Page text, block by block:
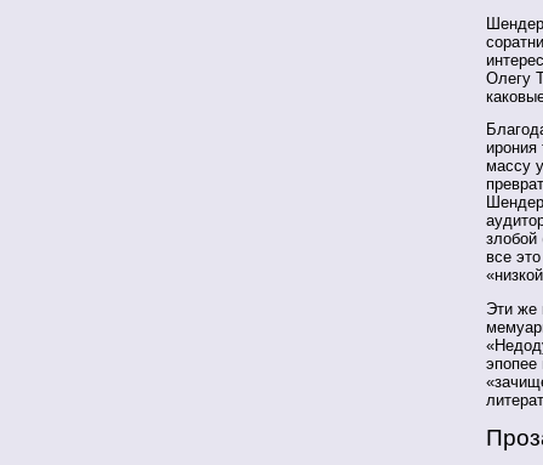
Олегу
ирония
массу
злобой
все
Эти же
эпопее